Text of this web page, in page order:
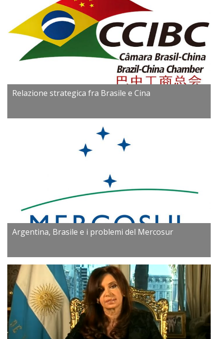
Relazione strategica fra Brasile e Cina
Argentina, Brasile e i problemi del Mercosur